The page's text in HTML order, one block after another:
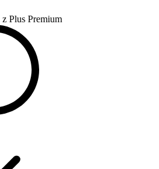
z Plus Premium